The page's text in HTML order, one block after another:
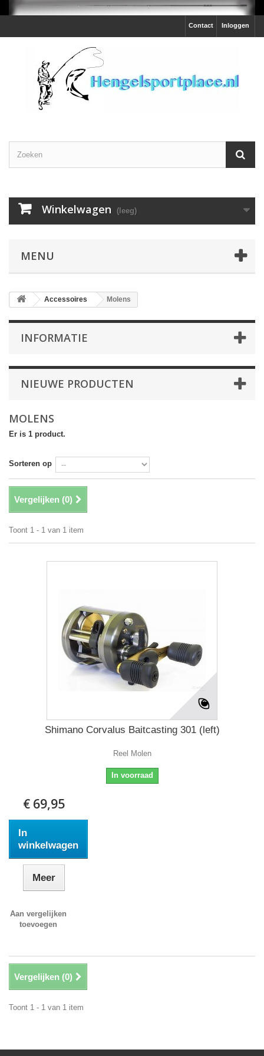
Inloggen
Contact
Winkelwagen (leeg)
MENU
Accessoires Molens
INFORMATIE
NIEUWE PRODUCTEN
MOLENS
Er is 1 product.
Sorteren op
Vergelijken (0)
Toont 1 - 1 van 1 item
Shimano Corvalus Baitcasting 301 (left)
Reel Molen
In voorraad
€ 69,95
In
winkelwagen
Meer
Aan vergelijken
toevoegen
Vergelijken (0)
Toont 1 - 1 van 1 item